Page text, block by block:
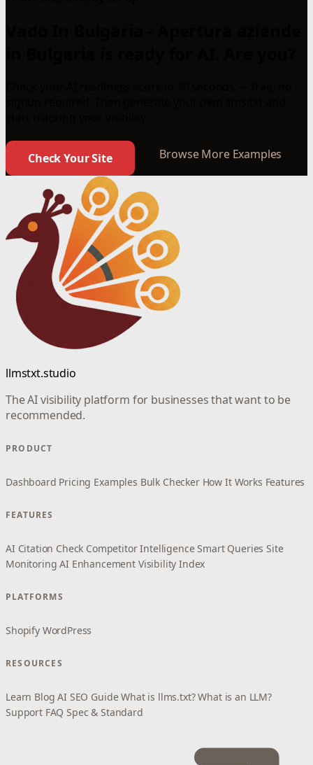
Check Your Site Browse More Examples
llmstxt.studio
The AI visibility platform for businesses that want to be
recommended.
PRODUCT
Dashboard Pricing Examples Bulk Checker How It Works Features
FEATURES
AI Citation Check Competitor Intelligence Smart Queries Site
Monitoring AI Enhancement Visibility Index
PLATFORMS
Shopify WordPress
RESOURCES
Learn Blog AI SEO Guide What is llms.txt? What is an LLM?
Support FAQ Spec & Standard